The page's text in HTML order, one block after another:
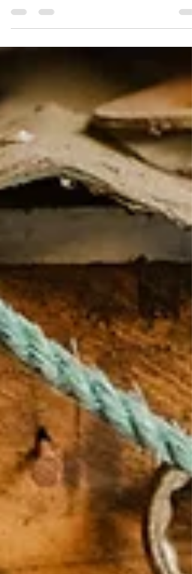
Changer de métier est l'une des décisions les
salarié en CDI, demandeur d'emploi ou agent de
la fonction publique, l'envie de tourner la page
de nouveauté. Mais entre l'envie et le passage à
l'acte, il y a souvent un gouffre. Par où
? Comment éviter les erreurs ? Quels dispositifs
activer ? Pour transformer une simp